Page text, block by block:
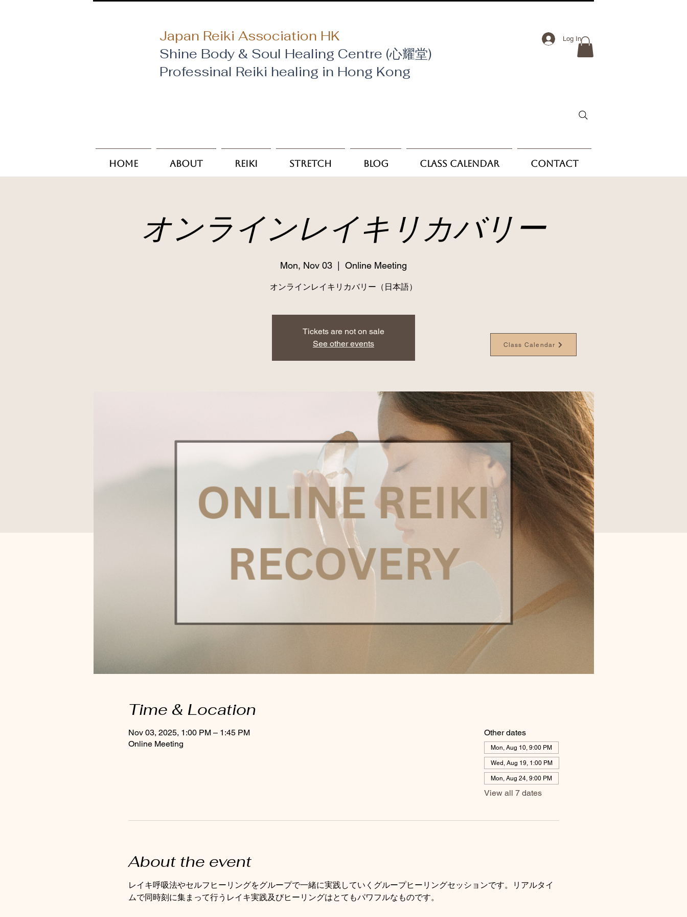
Japan Reiki Association HK
Shine Body & Soul Healing Centre (心耀堂)
​Professinal Reiki healing in Hong Kong
Log In
Home About Reiki Stretch Blog Class Calendar Contact
オンラインレイキリカバリー
Mon, Nov 03 Online Meeting
オンラインレイキリカバリー（日本語）
Tickets are not on sale
See other events
Time & Location
Nov 03, 2025, 1:00 PM – 1:45 PM
Online Meeting
Other dates
Mon, Aug 10, 9:00 PM
Wed, Aug 19, 1:00 PM
Mon, Aug 24, 9:00 PM
View all 7 dates
About the event
レイキ呼吸法やセルフヒーリングをグループで一緒に実践していくグループヒーリングセッションです。リアルタイ
ムで同時刻に集まって行うレイキ実践及びヒーリングはとてもパワフルなものです。
Class Calendar